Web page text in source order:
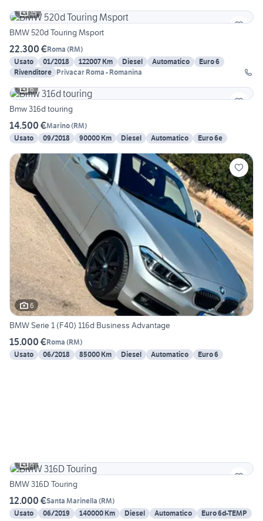
15
BMW 520d Touring Msport
22.300 €Roma (RM)
Usato
01/2018 122007 Km Diesel Automatico
Euro 6
Rivenditore Privacar Roma - Romanina
6
Bmw 316d touring
14.500 €Marino(RM)
Usato
09/2018 90000 Km Diesel Automatico Euro 6e
6
BMW Serie 1 (F40) 116d Business Advantage
15.000 €Roma (RM)
Usato
06/2018 85000 Km Diesel Automatico Euro 6
6
BMW 316D Touring
12.000 €Santa Marinella (RM)
Usato
06/2019 140000 Km Diesel Automatico Euro 6d-TEMP